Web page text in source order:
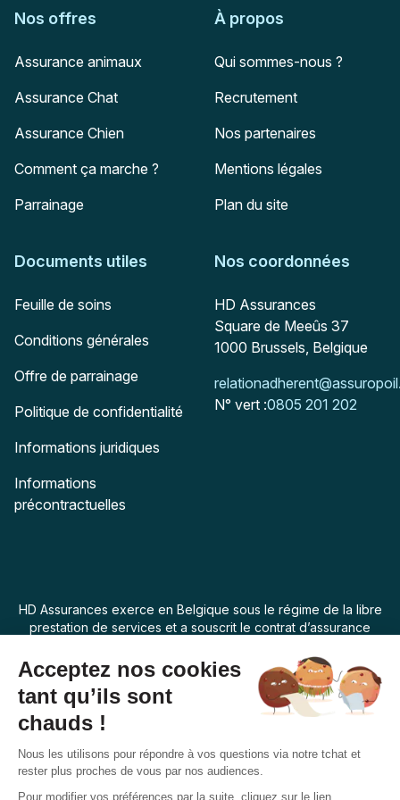
Nos offres
Assurance animaux
Assurance Chat
Assurance Chien
Comment ça marche ?
Parrainage
À propos
Qui sommes-nous ?
Recrutement
Nos partenaires
Mentions légales
Plan du site
Documents utiles
Feuille de soins
Conditions générales
Offre de parrainage
Politique de confidentialité
Informations juridiques
Informations
précontractuelles
Nos coordonnées
Adresse postale
HD Assurances
Square de Meeûs 37
1000 Brussels, Belgique
Mail :
N° vert :0805 201 202
HD Assurances exerce en Belgique sous le régime de la libre
prestation de services et a souscrit le contrat d’assurance
le siège social est 7 rue Belgrand, 92300 Levallois Perret,
France. La loi applicable au produit d’assurance est la loi